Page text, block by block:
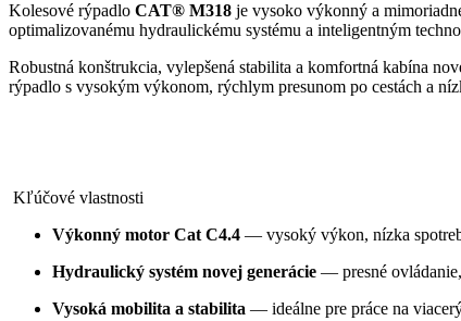
Kolesové rýpadlo CAT® M318 je vysoko výkonný a
optimalizovanému hydraulickému systému a inteligentným
Robustná konštrukcia, vylepšená stabilita a komfortná kabína
rýpadlo s vysokým výkonom, rýchlym presunom po cestách a
Kľúčové vlastnosti
Výkonný motor Cat C4.4 — vysoký výkon, nízka
Hydraulický systém novej generácie — presné
Vysoká mobilita a stabilita — ideálne pre práce na